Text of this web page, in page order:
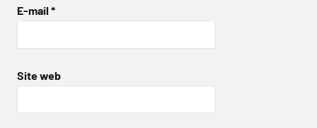
E-mail *
Site web